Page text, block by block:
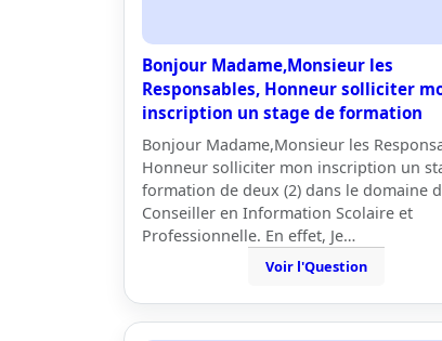
Bonjour Madame,Monsieur les
Responsables, Honneur solliciter
inscription un stage de formation
Bonjour Madame,Monsieur les
Honneur solliciter mon inscription un
formation de deux (2) dans le domaine
Conseiller en Information Scolaire et
Professionnelle. En effet, Je…
Voir l'Question